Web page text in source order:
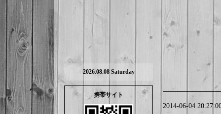
2014-06-04
2026.08.08 Saturday
携帯サイト